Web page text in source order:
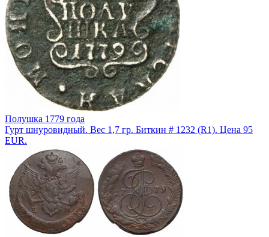
Полушка 1779 года
Гурт шнуровидный. Вес 1,7 гр. Биткин # 1232 (R1). Цена 95
EUR.